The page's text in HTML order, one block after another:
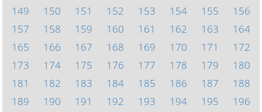
149
150 151 152 153 154 155
156
157
158 159 160 161 162 163
164
165
166 167 168 169 170 171
172
173
174 175 176 177 178 179
180
181
182 183 184 185 186 187
188
189
190 191 192 193 194 195
196